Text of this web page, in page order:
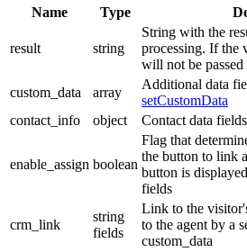
Name Type
result string
String with the
processing. If the
will not be passed
custom_data
array
Additional data
setCustomData
contact_info
object Contact data
enable_assign boolean
Flag that
the button to link
button is
fields
crm_link
string
fields
Link to the
to the agent by a
custom_data